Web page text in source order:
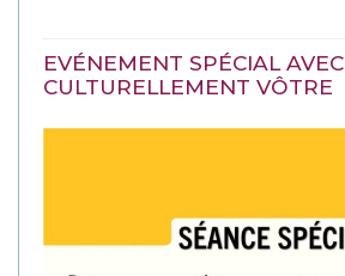
EVÉNEMENT SPÉCIAL AVEC
CULTURELLEMENT VÔTRE